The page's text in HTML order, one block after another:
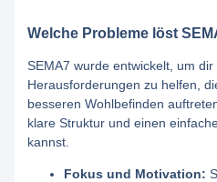
Welche Probleme löst
SEMA7 wurde entwickelt, um
Herausforderungen zu helfen,
besseren Wohlbefinden
klare Struktur und einen
kannst.
Fokus und Motivation: